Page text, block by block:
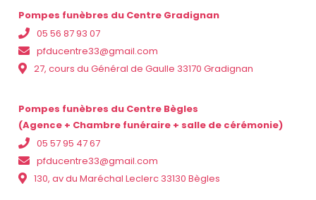
Pompes funèbres du Centre Gradignan
05 56 87 93 07
pfducentre33@gmail.com
27, cours du Général de Gaulle 33170 Gradignan
Pompes funèbres du Centre Bègles
(Agence + Chambre funéraire + salle de cérémonie)
05 57 95 47 67
pfducentre33@gmail.com
130, av du Maréchal Leclerc 33130 Bègles